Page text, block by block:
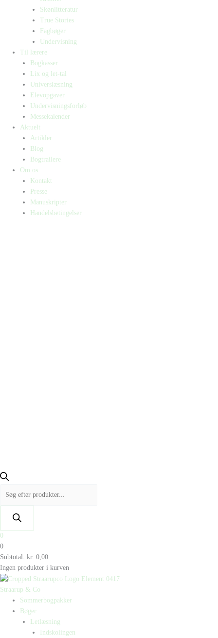
Skønlitteratur
True Stories
Fagbøger
Undervisning
Til lærere
Bogkasser
Lix og let-tal
Universlæsning
Elevopgaver
Undervisningsforløb
Messekalender
Aktuelt
Artikler
Blog
Bogtrailere
Om os
Kontakt
Presse
Manuskripter
Handelsbetingelser
0
0
Subtotal: kr. 0,00
Ingen produkter i kurven
Straarup & Co
Sommerbogpakker
Bøger
Letlæsning
Indskolingen